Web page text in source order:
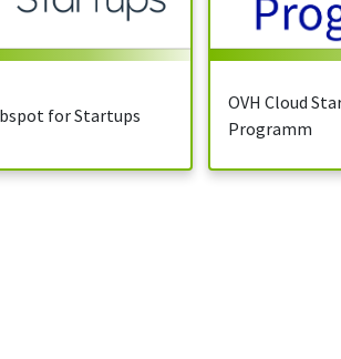
for Startups
OVH Cloud
Programm